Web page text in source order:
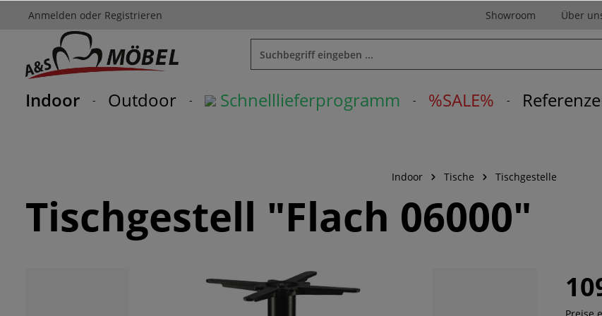
Zur Hauptnavigation springen
Anmelden oder Registrieren Showroom Über
Indoor Outdoor Schnelllieferprogramm %SALE%
Indoor Tische Tischgestelle
Tischgestell "Flach 06000"